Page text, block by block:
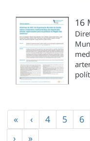
16
Primeira
página
«
Página
anterior
‹ Página
4 Página
5 6
Próxima
›
Última
»